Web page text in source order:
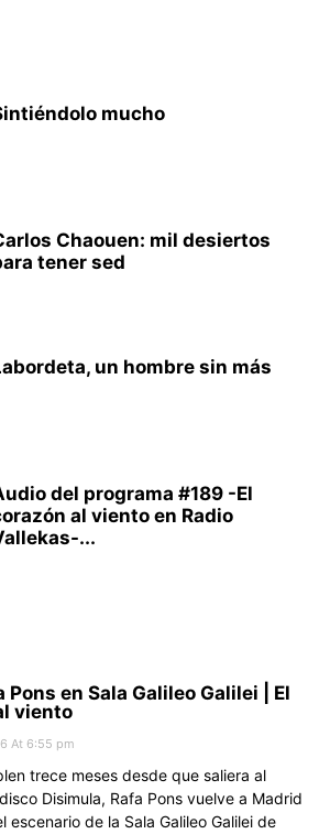
mucho
Chaouen: mil desiertos
tener sed
un hombre sin más
del programa #189 -El
al viento en Radio
...
Pons en Sala Galileo Galilei | El
viento
At 6:55 pm
trece meses desde que saliera al
Disimula, Rafa Pons vuelve a Madrid
escenario de la Sala Galileo Galilei de